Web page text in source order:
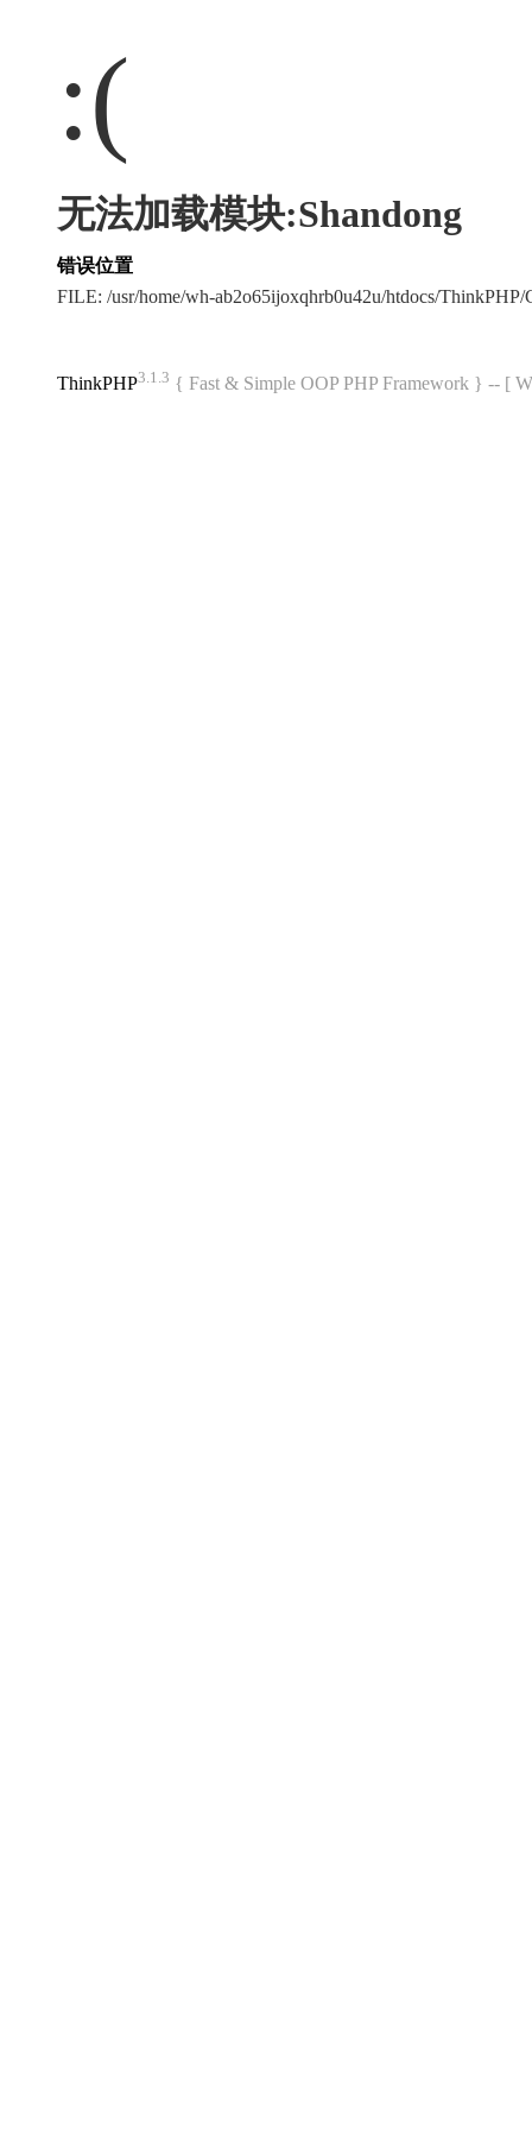
:(
无法加载模块:Shandong
错误位置
FILE: /usr/home/wh-ab2o65ijoxqhrb0u42u/htdocs/
ThinkPHP3.1.3 { Fast & Simple OOP PHP Framework } -- [